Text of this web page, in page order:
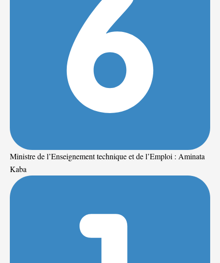
Ministre de l’Enseignement technique et de l’Emploi : Aminata
Kaba